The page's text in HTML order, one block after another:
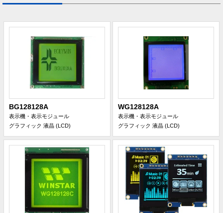
BG128128A
表示機・表示モジュール
グラフィック 液晶 (LCD)
WG128128A
表示機・表示モジュール
グラフィック 液晶 (LCD)